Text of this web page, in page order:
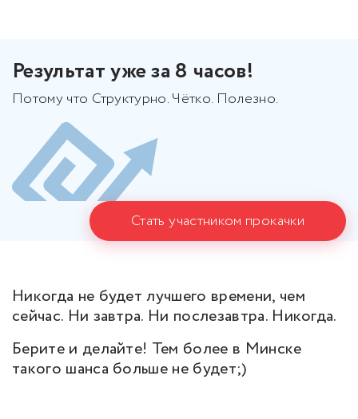
Результат уже за 8 часов!
Потому что Структурно. Чётко. Полезно.
Стать участником прокачки
Никогда не будет лучшего времени, чем
сейчас. Ни завтра. Ни послезавтра. Никогда.
Берите и делайте! Тем более в Минске
такого шанса больше не будет;)